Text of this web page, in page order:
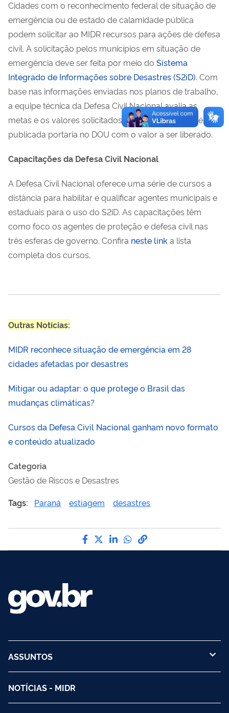
Cidades com o reconhecimento federal de situação de
emergência ou de estado de calamidade pública
podem solicitar ao MIDR recursos para ações de defesa
civil. A solicitação pelos municípios em situação de
emergência deve ser feita por meio do Sistema
Integrado de Informações sobre Desastres (S2iD). Com
base nas informações enviadas nos planos de trabalho,
a equipe técnica da Defesa Civil Nacional avalia as
metas e os valores solicitados. Com a aprovação, é
publicada portaria no DOU com o valor a ser liberado.
Capacitações da Defesa Civil Nacional
A Defesa Civil Nacional oferece uma série de cursos a
distância para habilitar e qualificar agentes municipais e
estaduais para o uso do S2iD. As capacitações têm
como foco os agentes de proteção e defesa civil nas
três esferas de governo. Confira neste link a lista
completa dos cursos.
Outras Notícias:
MIDR reconhece situação de emergência em 28
cidades afetadas por desastres
Mitigar ou adaptar: o que protege o Brasil das
mudanças climáticas?
Cursos da Defesa Civil Nacional ganham novo formato
e conteúdo atualizado
Categoria
Gestão de Riscos e Desastres
Tags:
Paraná estiagem desastres
Compartilhe por Facebook
Compartilhe por Twitter
Compartilhe por
Compartilhe por
link para Copiar
ASSUNTOS
NOTÍCIAS - MIDR